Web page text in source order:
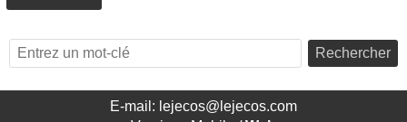
Rechercher
E-mail: lejecos@lejecos.com